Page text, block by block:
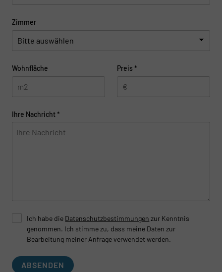
Zimmer
Wohnfläche Preis *
Ihre Nachricht*
Ich habe die Datenschutzbestimmungen zur Kenntnis
genommen. Ich stimme zu, dass meine Daten zur
Bearbeitung meiner Anfrage verwendet werden.
ABSENDEN